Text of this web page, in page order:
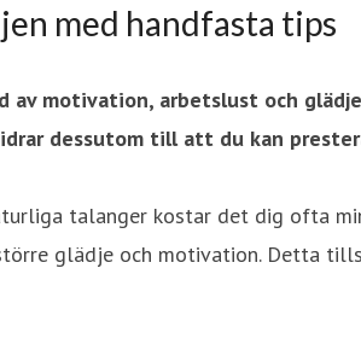
med handfasta tips
av motivation, arbetslust och
dessutom till att du kan
talanger kostar det dig ofta
glädje och motivation. Detta